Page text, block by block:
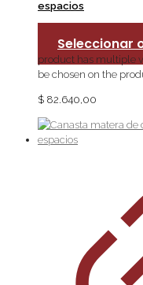
espacios
Seleccionar
product has multiple
be chosen on the
$ 82.640,00